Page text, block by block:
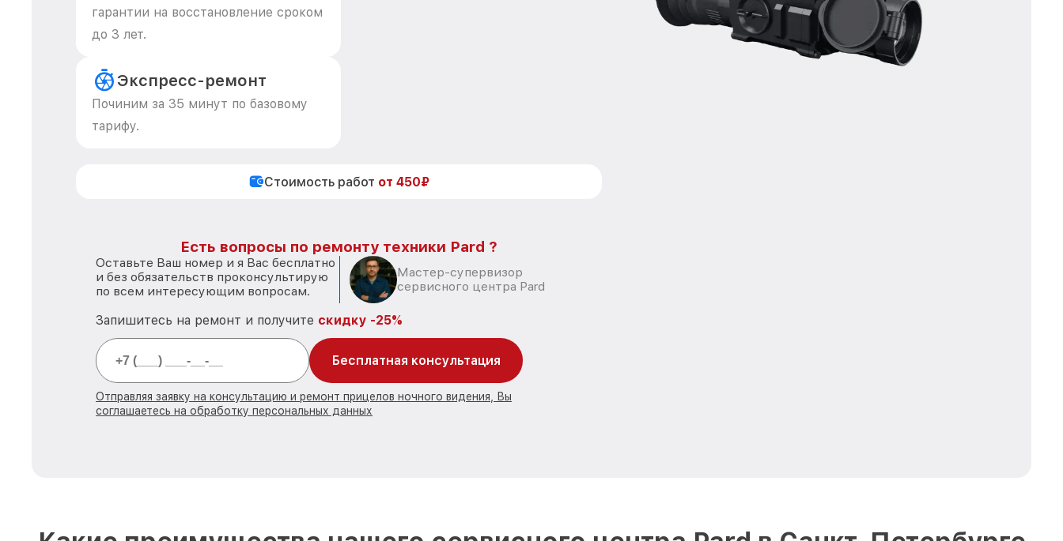
гарантии на восстановление сроком
до 3 лет.
Экспресс-ремонт
Починим за 35 минут по базовому
тарифу.
Стоимость работ от 450₽
Есть вопросы по ремонту техники Pard ?
Оставьте Ваш номер и я Вас бесплатно
и без обязательств проконсультирую
по всем интересующим вопросам.
Мастер-супервизор
сервисного центра Pard
Запишитесь на ремонт и получите скидку -25%
Бесплатная консультация
Отправляя заявку на консультацию и ремонт прицелов ночного видения, Вы
соглашаетесь на обработку персональных данных